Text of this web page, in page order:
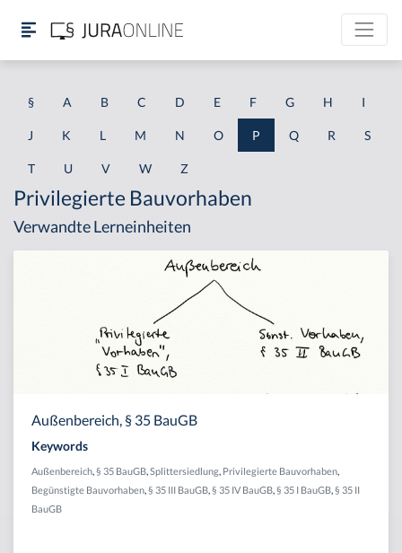
§ A B C D E F G H I
J K L M N O P Q R S
T U V W Z
Privilegierte Bauvorhaben
Verwandte Lerneinheiten
Außenbereich, § 35 BauGB
Keywords
Außenbereich § 35 BauGB Splittersiedlung Privilegierte Bauvorhaben
Begünstigte Bauvorhaben § 35 III BauGB § 35 IV BauGB § 35 I BauGB § 35 II
BauGB